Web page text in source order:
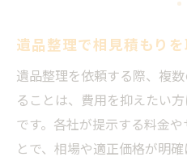
遺品整理で相見積もり
遺品整理を依頼する際、複
ることは、費用を抑えたい
です。各社が提示する料金
とで、相場や適正価格が明